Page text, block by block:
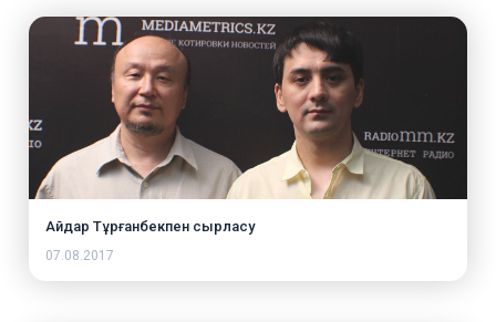
Айдар Тұрғанбекпен сырласу
07.08.2017